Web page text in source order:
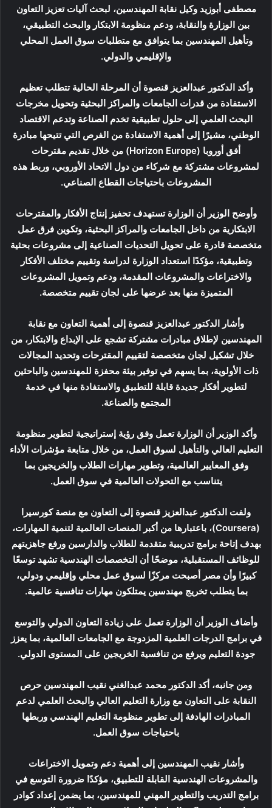
مصطفى أبوزيد وكيل نقابة المهندسين، لبحث آليات تعزيز التعاون
بين الوزارة والنقابة، ودعم منظومة الابتكار والبحث التطبيقي،
وتأهيل المهندسين بما يتوافق مع متطلبات سوق العمل المحلي
والإقليمي والدولي.
وأكد الدكتور عبدالعزيز قنصوة أن المرحلة الحالية تتطلب تعظيم
الاستفادة من قدرات الجامعات والمراكز البحثية وتحويل مخرجات
البحث العلمي إلى حلول تطبيقية تخدم الصناعة وتدعم الاقتصاد
الوطني، مشيرًا إلى أهمية الاستفادة من الفرص التي تتيحها مبادرة
أفق أوروبا (Horizon Europe) من خلال تقديم مقترحات
لمشروعات مشتركة مع شركاء من دول الاتحاد الأوروبي، وربط هذه
المشروعات باحتياجات القطاع الصناعي.
وأوضح الوزير أن الوزارة تستهدف تحفيز إنتاج الأفكار والمقترحات
الابتكارية من داخل الجامعات والمراكز البحثية، وتكوين فرق عمل
متخصصة قادرة على تحويل التحديات الصناعية إلى مشروعات بحثية
وتطبيقية، مؤكدًا استعداد الوزارة لدراسة وتقييم مختلف الأفكار
والاختراعات والمشروعات المقدمة، ودعم وتمويل المشروعات
المتميزة منها بعد عرضها على لجان تقييم متخصصة.
وأشار الدكتور عبدالعزيز قنصوة إلى أهمية التعاون مع نقابة
المهندسين لإطلاق مبادرات مشتركة تشجع على الإبداع والابتكار، من
خلال تشكيل لجان متخصصة لتقييم المقترحات وتحديد المجالات
ذات الأولوية، بما يسهم في توفير بيئة محفزة للمهندسين والباحثين
لتطوير أفكار جديدة قابلة للتطبيق والاستفادة منها في خدمة
المجتمع والصناعة.
وأكد الوزير أن الوزارة تعمل وفق رؤية إستراتيجية لتطوير منظومة
التعليم العالي والتأهيل لسوق العمل، من خلال متابعة مؤشرات الأداء
وفق المعايير العالمية، وتطوير مهارات الطلاب والخريجين بما
يتناسب مع التحولات العالمية في سوق العمل.
ولفت الدكتور عبدالعزيز قنصوة إلى التعاون مع منصة كورسيرا
(Coursera)، باعتبارها من أكبر المنصات العالمية لتنمية المهارات،
بهدف إتاحة برامج تدريبية متقدمة للطلاب والدارسين ورفع جاهزيتهم
للوظائف المستقبلية، موضحًا أن التخصصات الهندسية تشهد توسعًا
كبيرًا وأن مصر أصبحت مركزًا لسوق عمل محلي وإقليمي ودولي،
بما يتطلب تخريج مهندسين يمتلكون مهارات تنافسية عالمية.
وأضاف الوزير أن الوزارة تعمل على زيادة التعاون الدولي والتوسع
في برامج الدرجات العلمية المزدوجة مع الجامعات العالمية، بما يعزز
جودة التعليم ويرفع من تنافسية الخريجين على المستوى الدولي.
ومن جانبه، أكد الدكتور محمد عبدالغني نقيب المهندسين حرص
النقابة على التعاون مع وزارة التعليم العالي والبحث العلمي لدعم
المبادرات الهادفة إلى تطوير منظومة التعليم الهندسي وربطها
باحتياجات سوق العمل.
وأشار نقيب المهندسين إلى أهمية دعم وتمويل الاختراعات
والمشروعات الهندسية القابلة للتطبيق، مؤكدًا ضرورة التوسع في
برامج التدريب والتطوير المهني للمهندسين، بما يضمن إعداد كوادر